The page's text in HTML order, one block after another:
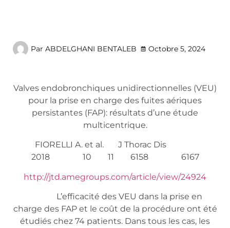
Par ABDELGHANI BENTALEB Octobre 5, 2024
Valves endobronchiques unidirectionnelles (VEU)
pour la prise en charge des fuites aériques
persistantes (FAP): résultats d’une étude
multicentrique.
FIORELLI A. et al. J Thorac Dis
2018 10 11 6158 6167
http://jtd.amegroups.com/article/view/24924
L’efficacité des VEU dans la prise en
charge des FAP et le coût de la procédure ont été
étudiés chez 74 patients. Dans tous les cas, les